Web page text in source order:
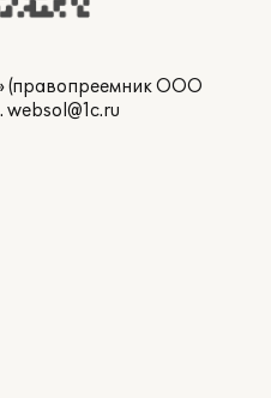
(правопреемник ООО
websol@1c.ru